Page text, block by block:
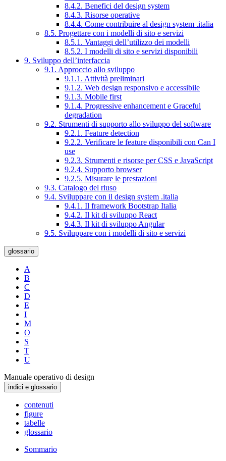
8.4.2. Benefici del design system
8.4.3. Risorse operative
8.4.4. Come contribuire al design system .italia
8.5. Progettare con i modelli di sito e servizi
8.5.1. Vantaggi dell’utilizzo dei modelli
8.5.2. I modelli di sito e servizi disponibili
9. Sviluppo dell’interfaccia
9.1. Approccio allo sviluppo
9.1.1. Attività preliminari
9.1.2. Web design responsivo e accessibile
9.1.3. Mobile first
9.1.4. Progressive enhancement e Graceful
degradation
9.2. Strumenti di supporto allo sviluppo del software
9.2.1. Feature detection
9.2.2. Verificare le feature disponibili con Can I
use
9.2.3. Strumenti e risorse per CSS e JavaScript
9.2.4. Supporto browser
9.2.5. Misurare le prestazioni
9.3. Catalogo del riuso
9.4. Sviluppare con il design system .italia
9.4.1. Il framework Bootstrap Italia
9.4.2. Il kit di sviluppo React
9.4.3. Il kit di sviluppo Angular
9.5. Sviluppare con i modelli di sito e servizi
glossario
A
B
C
D
E
I
M
O
S
T
U
Manuale operativo di design
indici e glossario
contenuti
figure
tabelle
glossario
Sommario